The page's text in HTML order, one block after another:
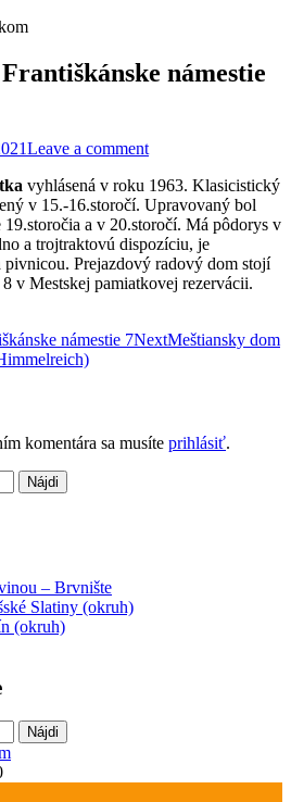
námestie
Leave a comment
vyhlásená v roku 1963. Klasicistický
v 15.-16.storočí. Upravovaný bol
a v 20.storočí. Má pôdorys v
a trojtraktovú dispozíciu, je
Prejazdový radový dom stojí
v Mestskej pamiatkovej rezervácii.
námestie 7NextMeštiansky dom
komentára sa musíte prihlásiť.
– Brvnište
Slatiny (okruh)
(okruh)